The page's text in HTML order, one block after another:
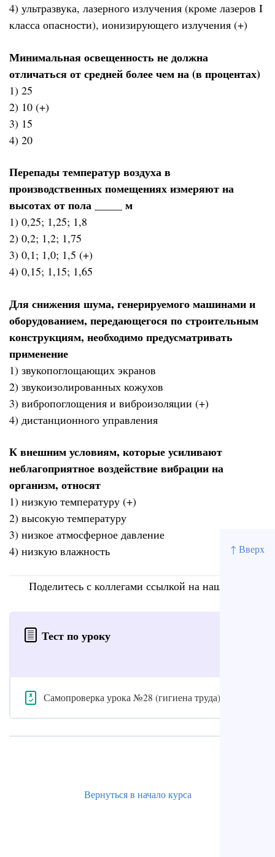
↑ Вверх
4) ультразвука, лазерного излучения (кроме лазеров I
класса опасности), ионизирующего излучения (+)
Минимальная освещенность не должна
отличаться от средней более чем на (в процентах)
1) 25
2) 10 (+)
3) 15
4) 20
Перепады температур воздуха в
производственных помещениях измеряют на
высотах от пола _____ м
1) 0,25; 1,25; 1,8
2) 0,2; 1,2; 1,75
3) 0,1; 1,0; 1,5 (+)
4) 0,15; 1,15; 1,65
Для снижения шума, генерируемого машинами и
оборудованием, передающегося по строительным
конструкциям, необходимо предусматривать
применение
1) звукопоглощающих экранов
2) звукоизолированных кожухов
3) вибропоглощения и виброизоляции (+)
4) дистанционного управления
К внешним условиям, которые усиливают
неблагоприятное воздействие вибрации на
организм, относят
1) низкую температуру (+)
2) высокую температуру
3) низкое атмосферное давление
4) низкую влажность
Поделитесь с коллегами ссылкой на наш сайт
Тест по уроку
Самопроверка урока №28 (гигиена труда)
Вернуться в начало курса